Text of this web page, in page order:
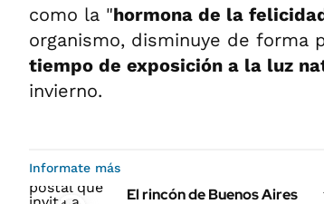
como la "hormona de la
organismo, disminuye de forma
tiempo de exposición a la luz
invierno.
Informate más
El rincón de Buenos Aires